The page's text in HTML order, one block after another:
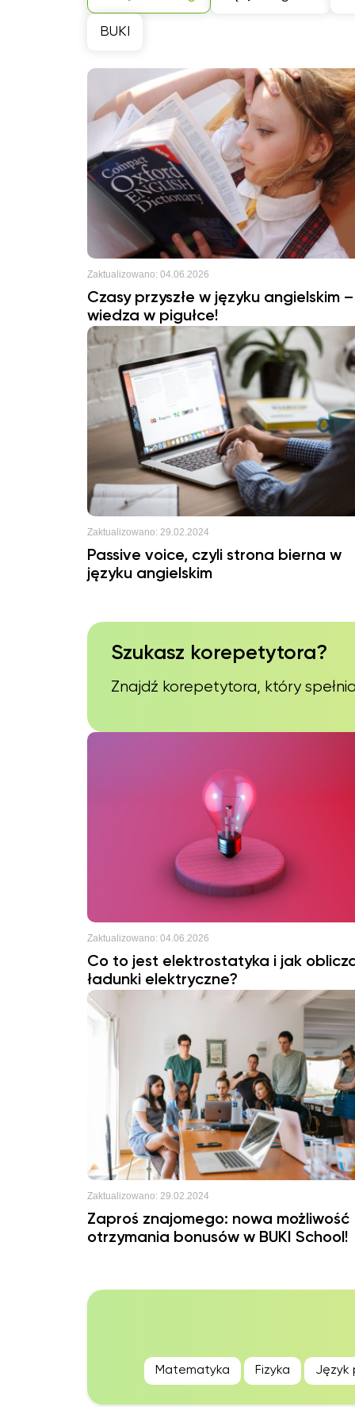
BUKI
Zaktualizowano: 04.06.2026
Czasy przyszłe w języku angielskim –
wiedza w pigułce!
Zaktualizowano: 29.02.2024
Passive voice, czyli strona bierna w
języku angielskim
Szukasz korepetytora?
Znajdź korepetytora, który
Zaktualizowano: 04.06.2026
Co to jest elektrostatyka i jak
ładunki elektryczne?
Zaktualizowano: 29.02.2024
Zaproś znajomego: nowa możliwość
otrzymania bonusów w BUKI School!
Matematyka Fizyka Język